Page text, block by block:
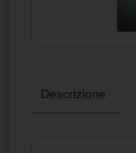
Descrizione